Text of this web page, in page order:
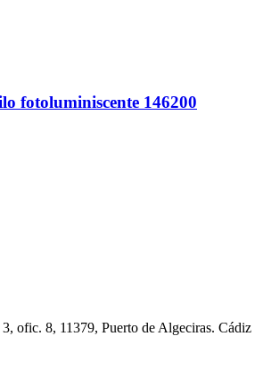
fotoluminiscente 146200
ofic. 8, 11379, Puerto de Algeciras. Cádiz